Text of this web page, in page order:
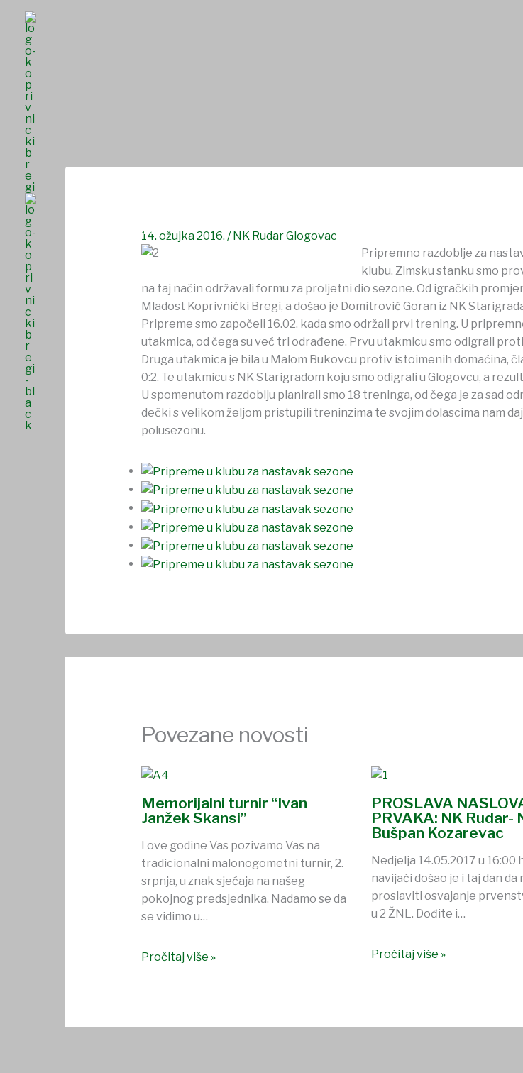
content
SAVJET MLADIH14. ožujka 2016. /NK Rudar Glogovac
Pripremno razdoblje za
klubu. Zimsku stanku smo
na taj način održavali formu za proljetni dio sezone. Od igračkih
Mladost Koprivnički Bregi, a došao je Domitrović Goran iz NK
Pripreme smo započeli 16.02. kada smo održali prvi trening. U
utakmica, od čega su već tri odrađene. Prvu utakmicu smo odigrali
Druga utakmica je bila u Malom Bukovcu protiv istoimenih domaćina,
0:2. Te utakmicu s NK Starigradom koju smo odigrali u Glogovcu, a
U spomenutom razdoblju planirali smo 18 treninga, od čega je za sad
dečki s velikom željom pristupili treninzima te svojim dolascima nam
polusezonu.
Povezane novosti
Memorijalni turnir “Ivan
Janžek Skansi”
I ove godine Vas pozivamo Vas na
tradicionalni malonogometni turnir, 2.
srpnja, u znak sjećaja na našeg
pokojnog predsjednika. Nadamo se da
se vidimo u…
Pročitaj više »
PROSLAVA
PRVAKA: NK Rudar-
Bušpan Kozarevac
Nedjelja 14.05.2017 u 16:00
navijači došao je i taj dan da
proslaviti osvajanje
u 2 ŽNL. Dođite i…
Pročitaj više »